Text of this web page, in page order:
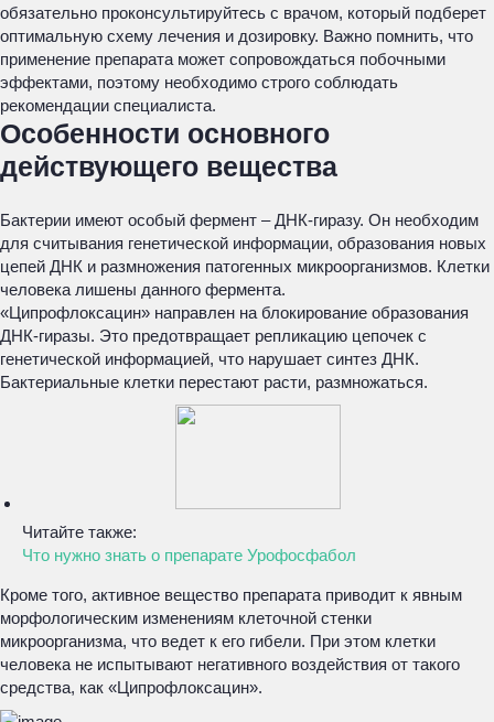
обязательно проконсультируйтесь с врачом, который подберет
оптимальную схему лечения и дозировку. Важно помнить, что
применение препарата может сопровождаться побочными
эффектами, поэтому необходимо строго соблюдать
рекомендации специалиста.
Особенности основного
действующего вещества
Бактерии имеют особый фермент – ДНК-гиразу. Он необходим
для считывания генетической информации, образования новых
цепей ДНК и размножения патогенных микроорганизмов. Клетки
человека лишены данного фермента.
«Ципрофлоксацин» направлен на блокирование образования
ДНК-гиразы. Это предотвращает репликацию цепочек с
генетической информацией, что нарушает синтез ДНК.
Бактериальные клетки перестают расти, размножаться.
Читайте также:
Что нужно знать о препарате Урофосфабол
Кроме того, активное вещество препарата приводит к явным
морфологическим изменениям клеточной стенки
микроорганизма, что ведет к его гибели. При этом клетки
человека не испытывают негативного воздействия от такого
средства, как «Ципрофлоксацин».